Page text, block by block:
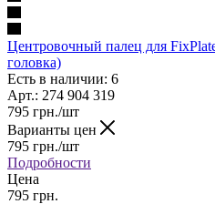
Центровочный палец для
головка)
Есть в наличии: 6
Арт.: 274 904 319
795 грн./шт
Варианты цен
795 грн./шт
Подробности
Цена
795 грн.